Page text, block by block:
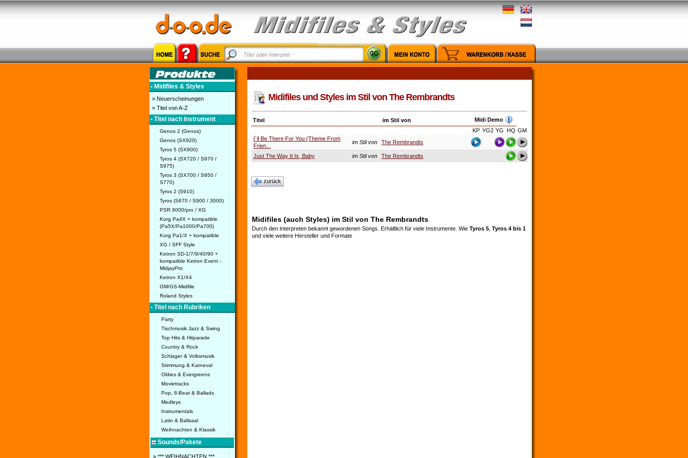
• Midifiles & Styles
» Neuerscheinungen
» Titel von A-Z
• Titel nach Instrument
Genos 2 (Genos)
Genos (SX920)
Tyros 5 (SX900)
Tyros 4 (SX720 / S970 /
S975)
Tyros 3 (SX700 / S950 /
S770)
Tyros 2 (S910)
Tyros (S670 / S900 / 3000)
PSR 9000/pro / XG
Korg Pa4X + kompatible
(Pa5X/Pa1000/Pa700)
Korg Pa1/X + kompatible
XG / SFF Style
Ketron SD-1/7/9/40/90 +
kompatible Ketron Event -
MidjayPro
Ketron X1/X4
GM/GS-Midifile
Roland Styles
• Titel nach Rubriken
Party
Tischmusik Jazz & Swing
Top Hits & Hitparade
Country & Rock
Schlager & Volksmusik
Stimmung & Karneval
Oldies & Evergreens
Movietracks
Pop, 8-Beat & Ballads
Medleys
Instrumentals
Latin & Ballsaal
Weihnachten & Klassik
Sounds/Pakete
» *** WEIHNACHTEN ***
Midifiles und Styles im Stil von The Rembrandts
Titel im Stil von
Midi Demo
KP YG2 YG HQ GM
I´ll Be There For You (Theme From
Frien...
im Stil von The Rembrandts
Just The Way It Is, Baby im Stil von The Rembrandts
zurück
Midifiles (auch Styles) im Stil von The Rembrandts
Durch den Interpreten bekannt gewordenen Songs. Erhältlich für viele Instrumente. Wie Tyros 5 Tyros 4 bis 1
und viele weitere Hersteller und Formate